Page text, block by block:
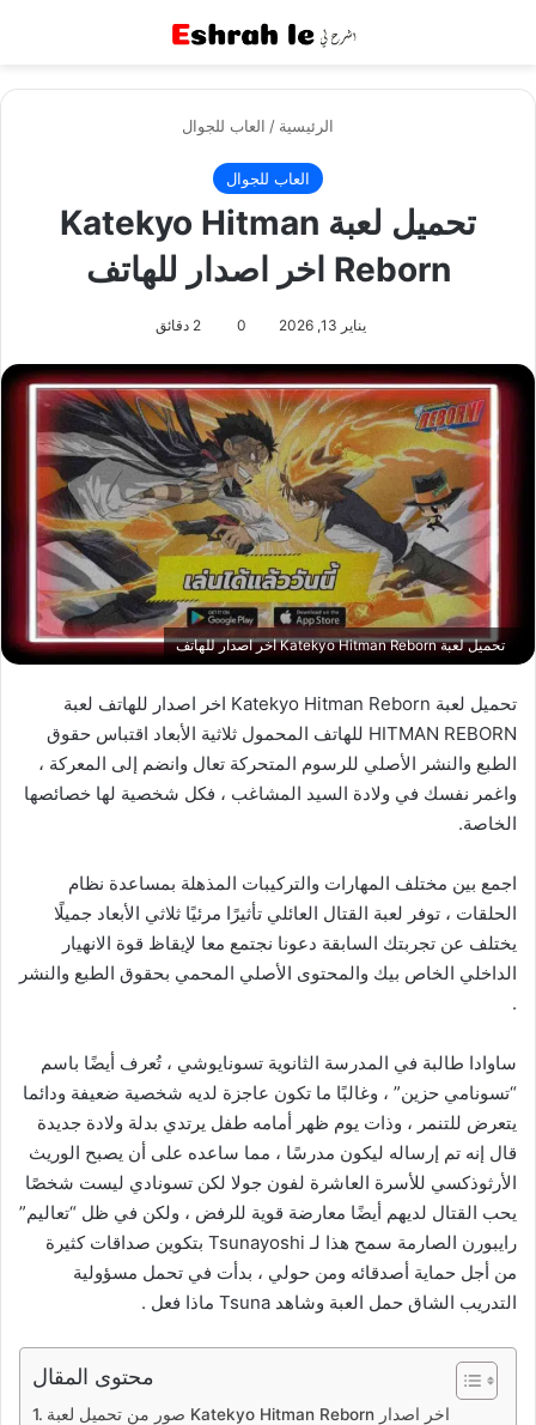
الرئيسية / العاب للجوال
العاب للجوال
تحميل لعبة Katekyo Hitman
Reborn اخر اصدار للهاتف
يناير 13, 2026 0 2 دقائق
تحميل لعبة Katekyo Hitman Reborn اخر اصدار للهاتف
تحميل لعبة Katekyo Hitman Reborn اخر اصدار للهاتف لعبة
HITMAN REBORN للهاتف المحمول ثلاثية الأبعاد اقتباس حقوق
الطبع والنشر الأصلي للرسوم المتحركة تعال وانضم إلى المعركة ،
واغمر نفسك في ولادة السيد المشاغب ، فكل شخصية لها خصائصها
الخاصة.
اجمع بين مختلف المهارات والتركيبات المذهلة بمساعدة نظام
الحلقات ، توفر لعبة القتال العائلي تأثيرًا مرئيًا ثلاثي الأبعاد جميلًا
يختلف عن تجربتك السابقة دعونا نجتمع معا لإيقاظ قوة الانهيار
الداخلي الخاص بيك والمحتوى الأصلي المحمي بحقوق الطبع والنشر
.
ساوادا طالبة في المدرسة الثانوية تسونايوشي ، تُعرف أيضًا باسم
“تسونامي حزين” ، وغالبًا ما تكون عاجزة لديه شخصية ضعيفة ودائما
يتعرض للتنمر ، وذات يوم ظهر أمامه طفل يرتدي بدلة ولادة جديدة
قال إنه تم إرساله ليكون مدرسًا ، مما ساعده على أن يصبح الوريث
الأرثوذكسي للأسرة العاشرة لفون جولا لكن تسونادي ليست شخصًا
يحب القتال لديهم أيضًا معارضة قوية للرفض ، ولكن في ظل “تعاليم”
رايبورن الصارمة سمح هذا لـ Tsunayoshi بتكوين صداقات كثيرة
من أجل حماية أصدقائه ومن حولي ، بدأت في تحمل مسؤولية
التدريب الشاق حمل العبة وشاهد Tsuna ماذا فعل .
محتوى المقال
صور من تحميل لعبة Katekyo Hitman Reborn اخر اصدار